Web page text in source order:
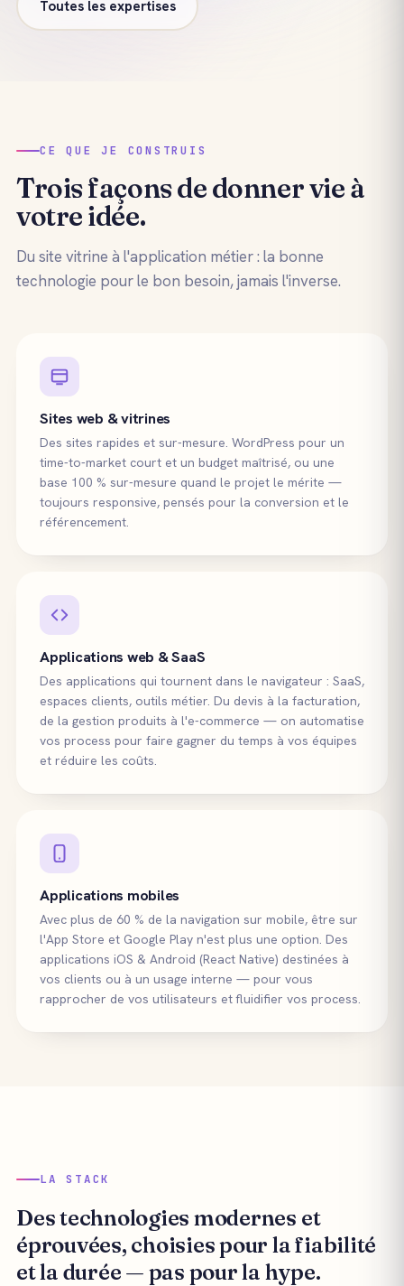
Toutes les expertises
CE QUE JE CONSTRUIS
Trois façons de donner vie à
votre idée.
Du site vitrine à l'application métier : la bonne
technologie pour le bon besoin, jamais l'inverse.
Sites web & vitrines
Des sites rapides et sur-mesure. WordPress pour un
time-to-market court et un budget maîtrisé, ou une
base 100 % sur-mesure quand le projet le mérite —
toujours responsive, pensés pour la conversion et le
référencement.
Applications web & SaaS
Des applications qui tournent dans le navigateur : SaaS,
espaces clients, outils métier. Du devis à la facturation,
de la gestion produits à l'e-commerce — on automatise
vos process pour faire gagner du temps à vos équipes
et réduire les coûts.
Applications mobiles
Avec plus de 60 % de la navigation sur mobile, être sur
l'App Store et Google Play n'est plus une option. Des
applications iOS & Android (React Native) destinées à
vos clients ou à un usage interne — pour vous
rapprocher de vos utilisateurs et fluidifier vos process.
LA STACK
Des technologies modernes et
éprouvées, choisies pour la fiabilité
et la durée — pas pour la hype.